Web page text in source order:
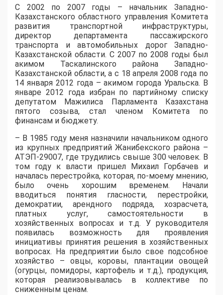
С 2002 по 2007 годы – начальник Западно-
Казахстанского областного управления Комитета
развития транспортной инфраструктуры,
директор департамента пассажирского
транспорта и автомобильных дорог Западно-
Казахстанской области. С 2007 по 2008 годы был
акимом Таскалинского района Западно-
Казахстанской области, а с 18 апреля 2008 года по
14 января 2012 года – акимом города Уральска. В
январе 2012 года избран по партийному списку
депутатом Мажилиса Парламента Казахстана
пятого созыва, стал членом Комитета по
финансам и бюджету.
– В 1985 году меня назначили начальником одного
из крупных предприятий Жанибекского района –
АТЭП-29007, где трудились свыше 300 человек. В
том году к власти пришел Михаил Горбачев и
началась перестройка, которая, по-моему мнению,
было очень хорошим временем. Начали
вводиться понятия гласности, перестройки,
демократии, арендного подряда, хозрасчета,
платных услуг, самостоятельности в
хозяйственных вопросах и т.д. У руководителя
появилась возможность для проявления
инициативы принятия решения в хозяйственных
вопросах. На предприятии было свое подсобное
хозяйство – овцы, коровы, плантации овощей
(огурцы, помидоры, картофель и т.д.), продукция,
которая реализовывалась в коллективе по
сниженным ценам.